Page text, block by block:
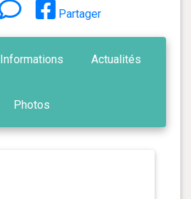
Partager
Informations Actualités
Photos